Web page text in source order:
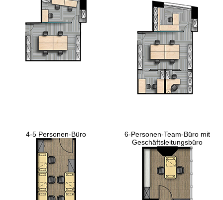
4-5 Personen-Büro
6-Personen-Team-Büro mit
Geschäftsleitungsbüro